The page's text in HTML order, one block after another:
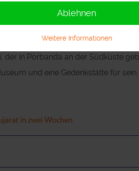
der in Porbanda an der Südküste
und eine Gedenkstätte für sein
in zwei Wochen
Ablehnen
Weitere Informationen